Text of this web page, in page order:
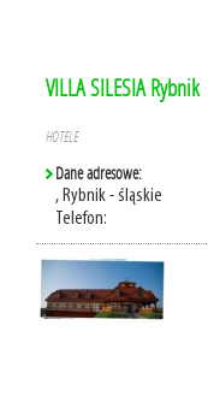
VILLA SILESIA Rybnik
HOTELE
Dane adresowe:
, Rybnik - śląskie
Telefon: